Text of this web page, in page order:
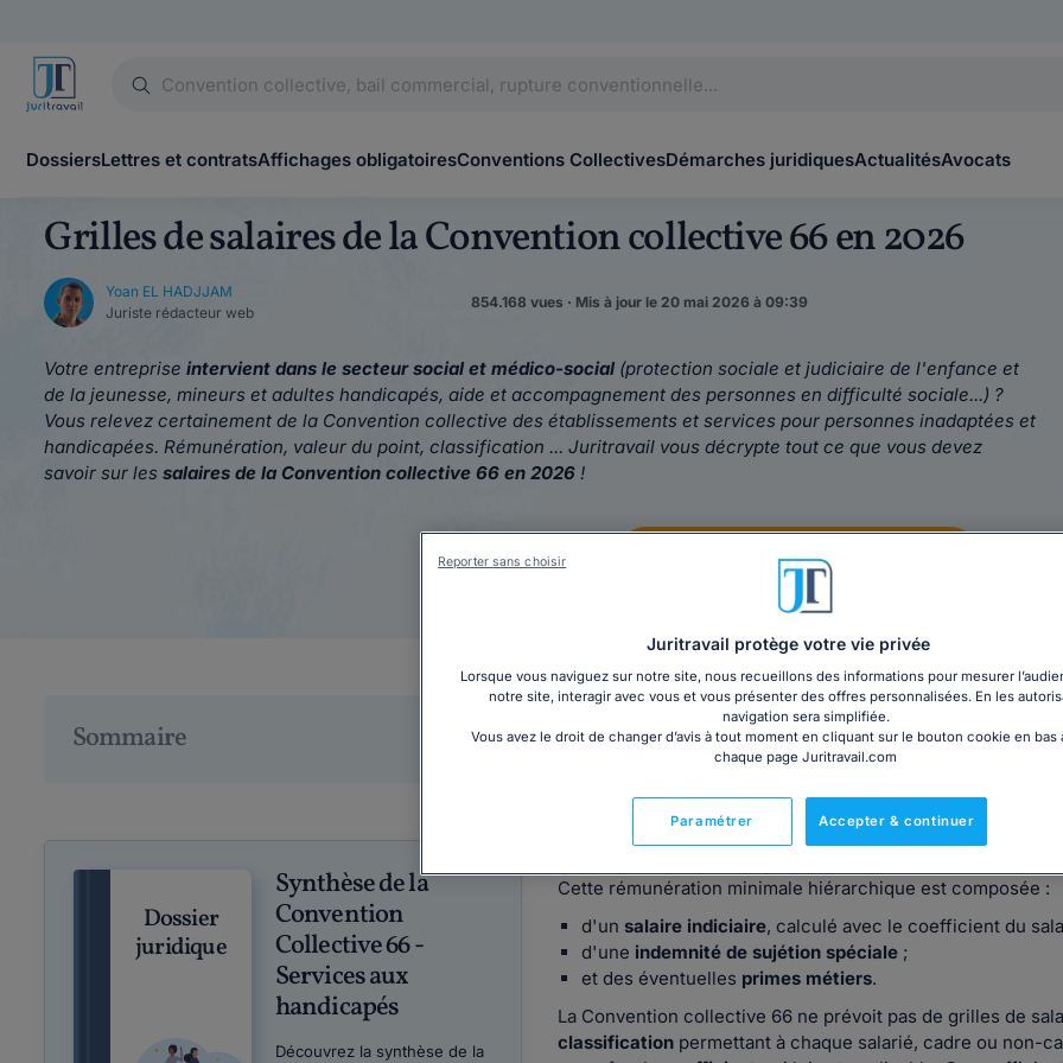
DossiersLettres et contratsAffichages obligatoiresConventions CollectivesDémarches juridiquesActualitésAvocats
Grilles de salaires de la Convention collective 66 en 2026
Yoan EL HADJJAM
Juriste rédacteur web
854.168 vues · Mis à jour le 20 mai 2026 à 09:39
Votre entreprise intervient dans le secteur social et médico-social (protection sociale et judiciaire de l'enfance et
de la jeunesse, mineurs et adultes handicapés, aide et accompagnement des personnes en difficulté sociale...) ?
Vous relevez certainement de la Convention collective des établissements et services pour personnes inadaptées et
handicapées. Rémunération, valeur du point, classification ... Juritravail vous décrypte tout ce que vous devez
savoir sur les salaires de la Convention collective 66 en 2026 !
Notre synthèse de la Convention 66
Sommaire
Dossier
juridique
Synthèse de la
Convention
Collective 66 -
Services aux
handicapés
Découvrez la synthèse de la
Comment est fixée la rémunération
septembre 1976 (IDCC 413) ?
La Convention collective des établissements et services
Convention collective 66") prévoit ses propressalaires
Cette rémunération minimale hiérarchique est composée :
d'un salaire indiciaire, calculé avec le coefficient du
d'une indemnité de sujétion spéciale ;
et des éventuelles primes métiers.
La Convention collective 66 ne prévoit pas de grilles de
classification permettant à chaque salarié, cadre ou non-
Juritravail protège votre vie privée
Lorsque vous naviguez sur notre site, nous recueillons des informations pour mesurer
notre site, interagir avec vous et vous présenter des offres personnalisées. En les
navigation sera simplifiée.
Vous avez le droit de changer d’avis à tout moment en cliquant sur le bouton cookie en bas
chaque page Juritravail.com
Accepter & continuer
Paramétrer
Reporter sans choisir